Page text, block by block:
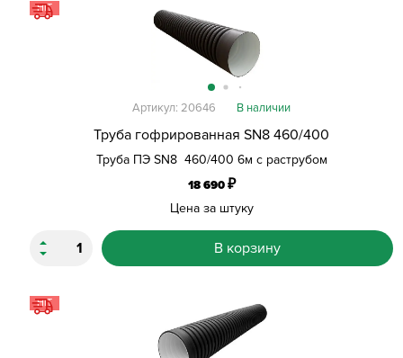
HIT
Труба гофрированная SN8 460/400
Труба ПЭ SN8 460/400 6м с раструбом
Артикул: 20646 В наличии
18 690₽
Цена за штуку
В корзину
HIT